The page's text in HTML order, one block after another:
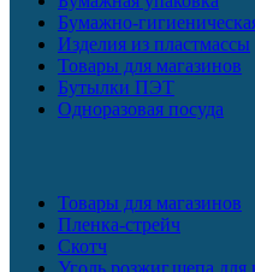
Бумажно-
Изделия из пластмассы
Товары для магазинов
Бутылки ПЭТ
Одноразовая посуда
Товары для магазинов
Пленка-стрейч
Скотч